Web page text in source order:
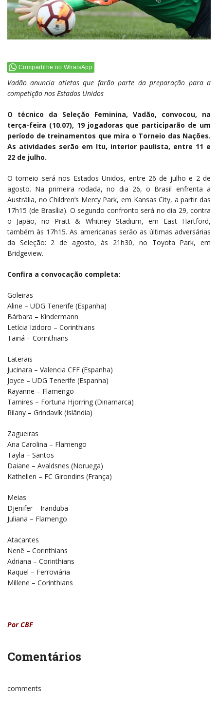
Compartilhe no WhatsApp
Vadão anuncia atletas que farão parte da preparação para a
competição nos Estados Unidos
O técnico da Seleção Feminina, Vadão, convocou, na
terça-feira (10.07), 19 jogadoras que participarão de um
período de treinamentos que mira o Torneio das Nações.
As atividades serão em Itu, interior paulista, entre 11 e
22 de julho.
O torneio será nos Estados Unidos, entre 26 de julho e 2 de
agosto. Na primeira rodada, no dia 26, o Brasil enfrenta a
Austrália, no Children’s Mercy Park, em Kansas City, a partir das
17h15 (de Brasília). O segundo confronto será no dia 29, contra
o Japão, no Pratt & Whitney Stadium, em East Hartford,
também às 17h15. As americanas serão as últimas adversárias
da Seleção: 2 de agosto, às 21h30, no Toyota Park, em
Bridgeview.
Confira a convocação completa:
Goleiras
Aline – UDG Tenerife (Espanha)
Bárbara – Kindermann
Letícia Izidoro – Corinthians
Tainá – Corinthians
Laterais
Jucinara – Valencia CFF (Espanha)
Joyce – UDG Tenerife (Espanha)
Rayanne – Flamengo
Tamires – Fortuna Hjorring (Dinamarca)
Rilany – Grindavík (Islândia)
Zagueiras
Ana Carolina – Flamengo
Tayla – Santos
Daiane – Avaldsnes (Noruega)
Kathellen – FC Girondins (França)
Meias
Djenifer – Iranduba
Juliana – Flamengo
Atacantes
Nenê – Corinthians
Adriana – Corinthians
Raquel – Ferroviária
Millene – Corinthians
Por CBF
Comentários
comments